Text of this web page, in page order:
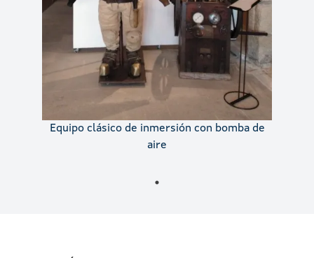
Equipo clásico de inmersión con bomba de
aire